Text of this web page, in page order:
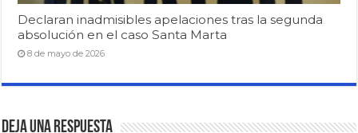
Declaran inadmisibles apelaciones tras la segunda
absolución en el caso Santa Marta
8 de mayo de 2026
Deja una respuesta